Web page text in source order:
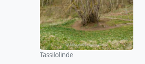
Tassilolinde